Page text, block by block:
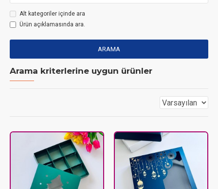
Alt kategoriler içinde ara
Ürün açıklamasında ara.
ARAMA
Arama kriterlerine uygun ürünler